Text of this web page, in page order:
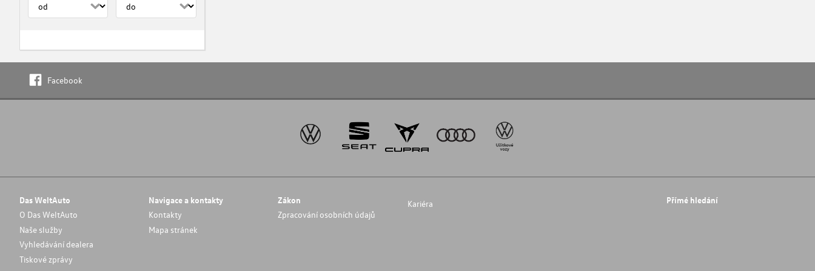
Facebook
Das WeltAuto
O Das WeltAuto
Naše služby
Vyhledávání dealera
Tiskové zprávy
Navigace a kontakty
Kontakty
Mapa stránek
Zákon
Zpracování osobních údajů
Kariéra Přímé hledání